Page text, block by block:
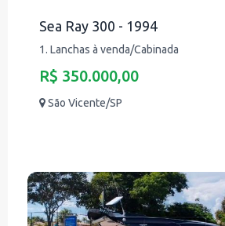
Sea Ray 300 - 1994
1. Lanchas à venda/Cabinada
R$ 350.000,00
São Vicente/SP